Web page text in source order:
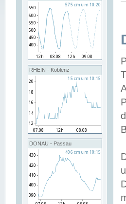
RHEIN - Koblenz
DONAU - Passau